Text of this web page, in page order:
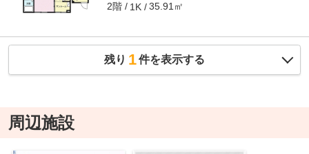
2階 1K 35.91㎡
残り 1件を表示する
周辺施設